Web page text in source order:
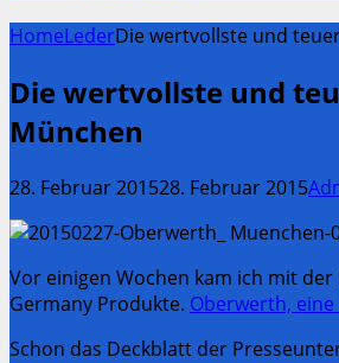
HomeLederDie wertvollste und
Die wertvollste und
München
28. Februar 201528. Februar 2015
Vor einigen Wochen kam ich mit der
Germany Produkte. Oberwerth,
Schon das Deckblatt der